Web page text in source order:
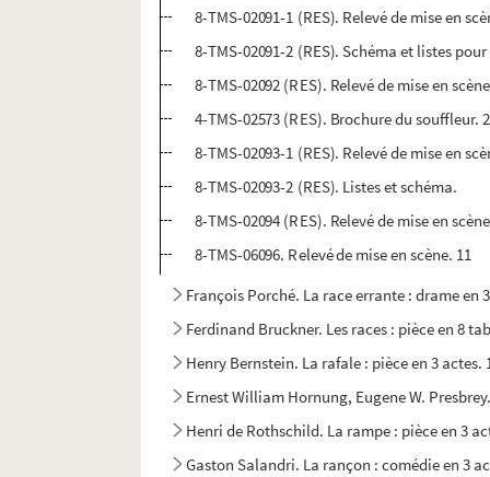
8-TMS-02091-1 (RES). Relevé de mise en
8-TMS-02091-2 (RES). Schéma et listes
8-TMS-02092 (RES). Relevé de mise en
4-TMS-02573 (RES). Brochure du souffleur. 2
8-TMS-02093-1 (RES). Relevé de mise en
8-TMS-02093-2 (RES). Listes et schéma.
8-TMS-02094 (RES). Relevé de mise en
8-TMS-06096. Relevé de mise en scène. 11
François Porché. La race errante : drame en
Ferdinand Bruckner. Les races : pièce en 8
Henry Bernstein. La rafale : pièce en 3 actes.
Ernest William Hornung, Eugene W.
Henri de Rothschild. La rampe : pièce en 3
Gaston Salandri. La rançon : comédie en 3